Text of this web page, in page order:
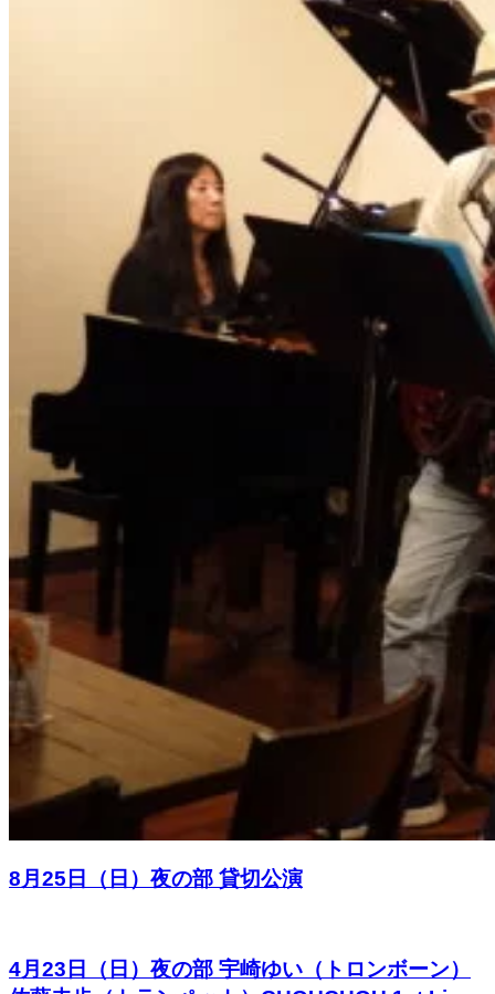
8月25日（日）夜の部 貸切公演
4月23日（日）夜の部 宇崎ゆい（トロンボーン）